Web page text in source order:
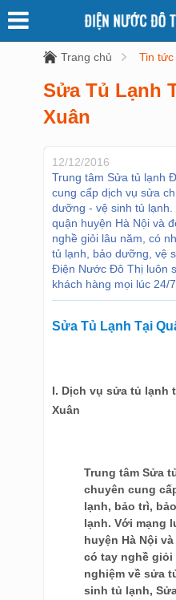
Trang chủ Tin tức
Sửa Tủ Lạnh
Xuân
12/12/2016
Trung tâm Sửa tủ lạnh
cung cấp dịch vụ sửa
dưỡng - vệ sinh tủ
quận huyện Hà Nội và
nghề giỏi lâu năm, có
tủ lạnh, bảo dưỡng, vệ
Điện Nước Đô Thị luôn
khách hàng mọi lúc 24/7
Sửa Tủ Lạnh Tại
I. Dịch vụ sửa tủ lạnh
Xuân
Trung tâm Sửa
chuyên cung
lạnh, bảo trì,
lạnh. Với mạng
huyện Hà Nội
có tay nghề giỏi
nghiệm về sửa
sinh tủ lạnh,